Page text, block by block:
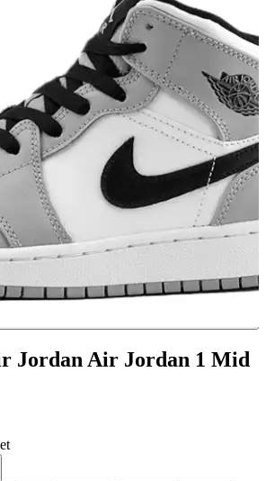
Jordan Air Jordan 1 Mid